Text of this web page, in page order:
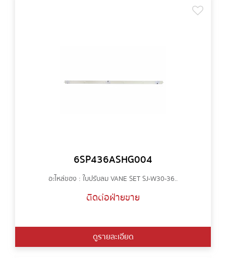
6SP436ASHG004
อะไหล่ของ : ใบปรับลม VANE SET SJ-W30-36..
ติดต่อฝ่ายขาย
ดูรายละเอียด